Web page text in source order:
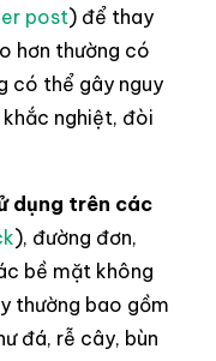
post) để thay
hơn thường có
có thể gây nguy
nghiệt, đòi
dụng trên các
), đường đơn,
bề mặt không
thường bao gồm
đá, rễ cây, bùn